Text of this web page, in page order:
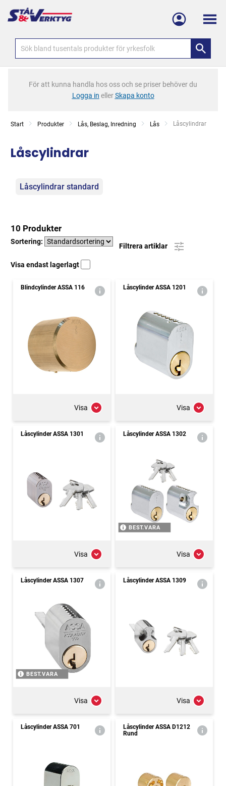
Meny
För att kunna handla hos oss och se priser behöver du
Logga in ellerSkapa konto
Start Produkter Lås, Beslag, Inredning Lås Current:
Låscylindrar
Låscylindrar
Kategorier
Låscylindrar standard
10 Produkter
Sortering:
Filtrera artiklar
Visa endast lagerlagt
Blindcylinder ASSA 116
Visa
Låscylinder ASSA 1201
Visa
Låscylinder ASSA 1301
Visa
Låscylinder ASSA 1302
BEST.VARA
Visa
Låscylinder ASSA 1307
BEST.VARA
Visa
Låscylinder ASSA 1309
Visa
Låscylinder ASSA 701
Låscylinder ASSA D1212
Rund